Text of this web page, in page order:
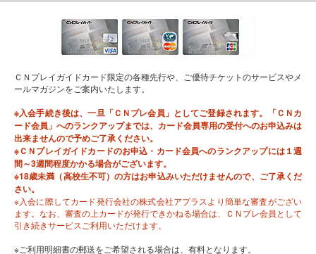
ＣＮプレイガイドカード限定の各種先行や、ご優待チケットのサービスやメ
ールマガジンをご案内いたします。
※入会手続き後は、一旦「ＣＮプレ会員」としてご登録されます。「ＣＮカ
ード会員」へのランクアップまでは、カード会員専用の受付へのお申込みは
出来ませんので予めご了承ください。
※ＣＮプレイガイドカードのお申込・カード会員へのランクアップには１週
間～3週間程度かかる場合がございます。
※18歳未満（高校生不可）の方はお申込みいただけませんので、ご了承くだ
さい。
※入会に際してカード発行会社の株式会社アプラスより簡単な審査がござい
ます。なお、審査の上カードが発行できかねる場合は、ＣＮプレ会員として
引き続きサービスご利用いただけます。
※ご利用明細書の郵送をご希望される場合は、有料となります。